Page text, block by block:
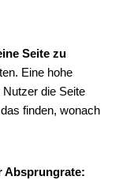
Seite zu
Eine hohe
die Seite
finden, wonach
Absprungrate: